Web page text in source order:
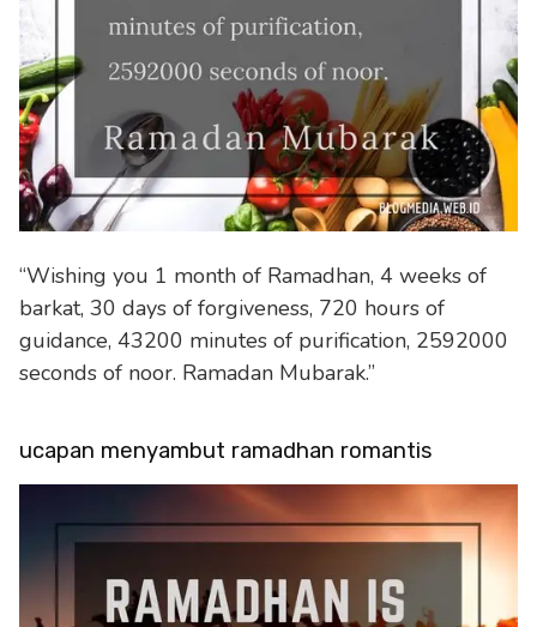
“Wishing you 1 month of Ramadhan, 4 weeks of
barkat, 30 days of forgiveness, 720 hours of
guidance, 43200 minutes of purification, 2592000
seconds of noor. Ramadan Mubarak.”
ucapan menyambut ramadhan romantis